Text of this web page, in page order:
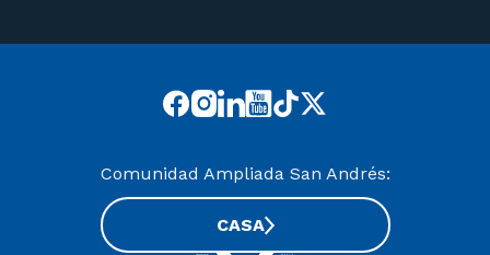
Comunidad Ampliada San Andrés:
CASA